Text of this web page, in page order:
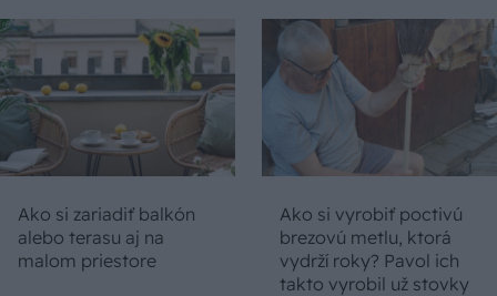
Ako si zariadiť balkón
alebo terasu aj na
malom priestore
Ako si vyrobiť poctivú
brezovú metlu, ktorá
vydrží roky? Pavol ich
takto vyrobil už stovky